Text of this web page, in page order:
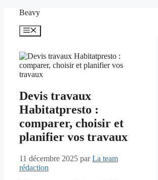
Aller
contenu
Beavy
Menu
Devis travaux
Habitatpresto :
comparer, choisir et
planifier vos travaux
11 décembre 2025 parLa team
rédaction